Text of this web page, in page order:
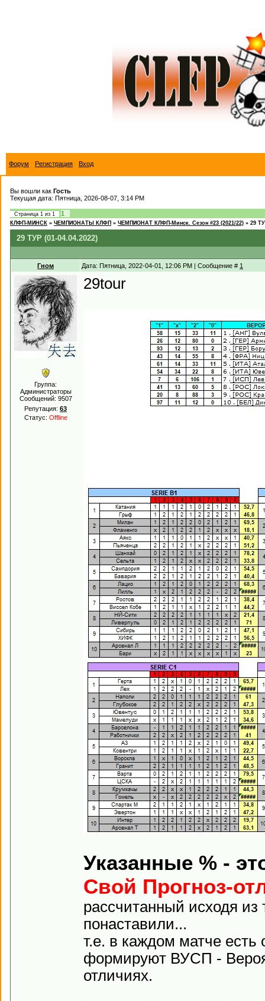
Форум Регистрация Вход
Вы вошли как Гость
Текущая дата: Пятница, 2026-08-07, 3:14 PM
Страница 1 из 1 1
КЛФП-МИНСК » ЧЕМПИОНАТЫ КЛФП » ЧЕМПИОНАТ КЛФП-Минск. Сезон #23 (2021/22) » 29
29 ТУР (01-04.04.2022)
Гном Дата: Пятница, 2022-04-01, 12:06 PM | Сообщение # 1
Группа:
Администраторы
Сообщений: 9507
Репутация: 63
Статус: Offline
29tour
Указанные % -
Свой Прогноз-
рассчитанный исходя
понаставили...
т.е. в каждом матче есть
формируют ВУСП -
отличиях.